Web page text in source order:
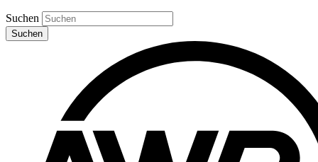
Suchen
Suchen